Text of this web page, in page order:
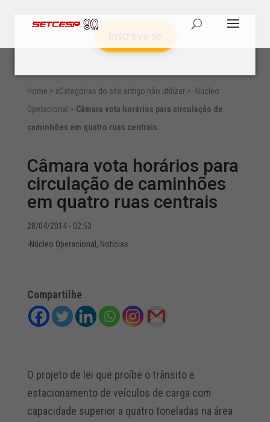
Home > xCategorias do site antigo não utilizar> -Núcleo
Operacional > Câmara vota horários para circulação de
caminhões em quatro ruas centrais
Câmara vota horários para
circulação de caminhões
em quatro ruas centrais
28/04/2014 - 02:53
-Núcleo Operacional , Notícias
Compartilhe
O projeto de lei que proíbe o trânsito e
estacionamento de veículos de carga com
capacidade superior a quatro toneladas na área